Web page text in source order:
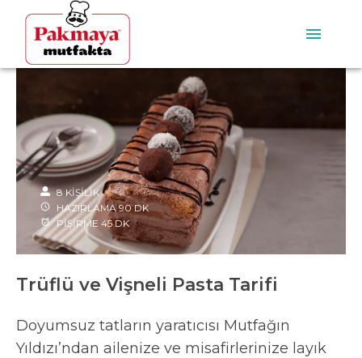
8 KİŞİLİK
HAZIRLAMA 90 DK
PİŞİRME 45 DK
Trüflü ve Vişneli Pasta Tarifi
Doyumsuz tatların yaratıcısı Mutfağın
Yıldızı’ndan ailenize ve misafirlerinize layık